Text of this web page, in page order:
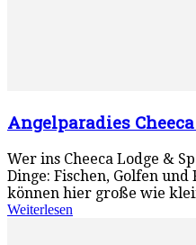
Angelparadies
Wer ins Cheeca Lodge &
Dinge: Fischen, Golfen und
können hier große wie
Weiterlesen